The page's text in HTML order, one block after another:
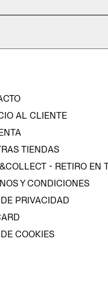
AL CLIENTE
TIENDAS
- RETIRO EN
Y CONDICIONES
PRIVACIDAD
COOKIES